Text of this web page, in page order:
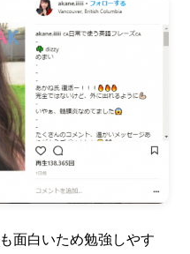
面白いため勉強しやす